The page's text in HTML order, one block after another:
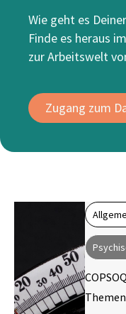
Wie geht es
Finde es heraus
zur Arbeitswelt
Zugang zum